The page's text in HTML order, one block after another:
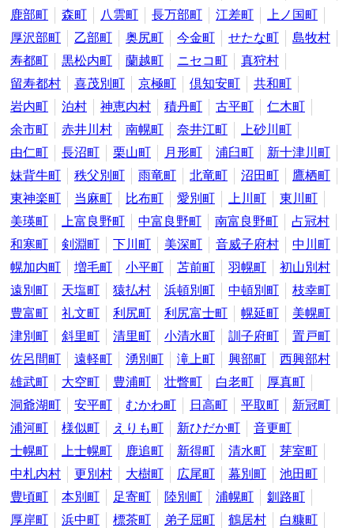
鹿部町
森町 八雲町 長万部町 江差町
上ノ国町
厚沢部町
乙部町 奥尻町 今金町 せたな町
島牧村
寿都町
黒松内町 蘭越町 ニセコ町
真狩村
留寿都村
喜茂別町 京極町 倶知安町
共和町
岩内町
泊村 神恵内村 積丹町 古平町
仁木町
余市町
赤井川村 南幌町 奈井江町
上砂川町
由仁町
長沼町 栗山町 月形町 浦臼町
新十津川町
妹背牛町
秩父別町 雨竜町 北竜町 沼田町
鷹栖町
東神楽町
当麻町 比布町 愛別町 上川町
東川町
美瑛町
上富良野町 中富良野町 南富良野町
占冠村
和寒町
剣淵町 下川町 美深町 音威子府村
中川町
幌加内町
増毛町 小平町 苫前町 羽幌町
初山別村
遠別町
天塩町 猿払村 浜頓別町 中頓別町
枝幸町
豊富町
礼文町 利尻町 利尻富士町 幌延町
美幌町
津別町
斜里町 清里町 小清水町 訓子府町
置戸町
佐呂間町
遠軽町 湧別町 滝上町 興部町
西興部村
雄武町
大空町 豊浦町 壮瞥町 白老町
厚真町
洞爺湖町
安平町 むかわ町 日高町 平取町
新冠町
浦河町
様似町 えりも町 新ひだか町
音更町
士幌町
上士幌町 鹿追町 新得町 清水町
芽室町
中札内村
更別村 大樹町 広尾町 幕別町
池田町
豊頃町
本別町 足寄町 陸別町 浦幌町
釧路町
厚岸町
浜中町 標茶町 弟子屈町 鶴居村
白糠町